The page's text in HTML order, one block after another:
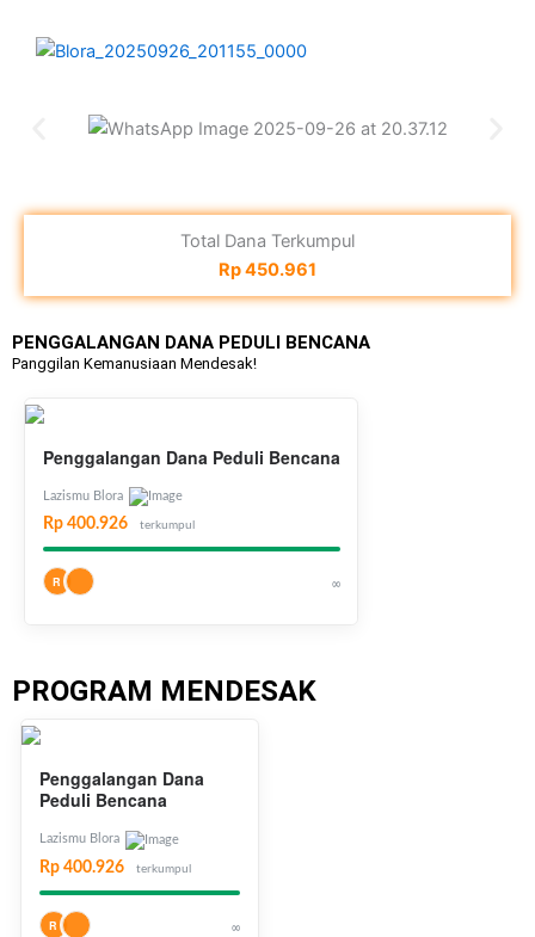
Total Dana Terkumpul
Rp 450.961
PENGGALANGAN DANA PEDULI BENCANA
Panggilan Kemanusiaan Mendesak!
Penggalangan Dana Peduli Bencana
Lazismu Blora
Rp 400.926 terkumpul
R ∞
PROGRAM MENDESAK
Penggalangan Dana
Peduli Bencana
Lazismu Blora
Rp 400.926 terkumpul
R ∞